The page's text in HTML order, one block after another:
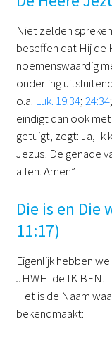
Niet zelden
beseffen dat Hij de
noemenswaardig
onderling
o.a. Luk. 19:34;24:34;
eindigt dan ook
getuigt, zegt: Ja, Ik
Jezus! De genade
allen. Amen”.
Die is en Die
11:17)
Eigenlijk hebben
JHWH: de IK BEN.
Het is de Naam
bekendmaakt: